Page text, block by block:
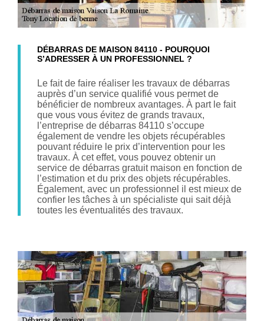
DÉBARRAS DE MAISON 84110 - POURQUOI
S’ADRESSER À UN PROFESSIONNEL ?
Le fait de faire réaliser les travaux de débarras
auprès d’un service qualifié vous permet de
bénéficier de nombreux avantages. À part le fait
que vous vous évitez de grands travaux,
l’entreprise de débarras 84110 s’occupe
également de vendre les objets récupérables
pouvant réduire le prix d’intervention pour les
travaux. À cet effet, vous pouvez obtenir un
service de débarras gratuit maison en fonction de
l’estimation et du prix des objets récupérables.
Également, avec un professionnel il est mieux de
confier les tâches à un spécialiste qui sait déjà
toutes les éventualités des travaux.